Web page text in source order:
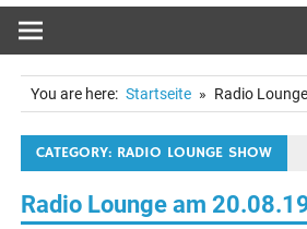
You are here: Startseite Radio
CATEGORY: RADIO LOUNGE SHOW
Radio Lounge am